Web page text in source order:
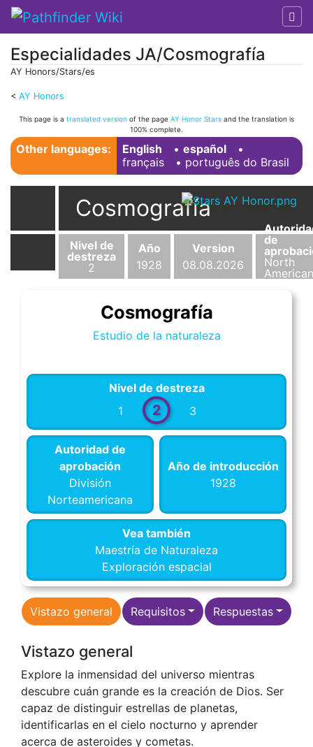
Especialidades JA/Cosmografía
< AY Honors
AY Honors/Stars/es
This page is a translated version of the page AY Honor Stars and the translation is
100% complete.
Other languages: English • ‎ español
•
français • ‎ português do Brasil
Cosmografía
Nivel de
destreza
2
Año
1928
Version
08.08.2026
de
North
American
Cosmografía
Estudio de la naturaleza
Nivel de destreza
1
2 3
Autoridad de
aprobación
División
Norteamericana
Año de introducción
1928
Vea también
Maestría de Naturaleza
Exploración espacial
Vistazo general Requisitos Respuestas
Vistazo general
Explore la inmensidad del universo mientras
descubre cuán grande es la creación de Dios. Ser
capaz de distinguir estrellas de planetas,
identificarlas en el cielo nocturno y aprender
acerca de asteroides y cometas.